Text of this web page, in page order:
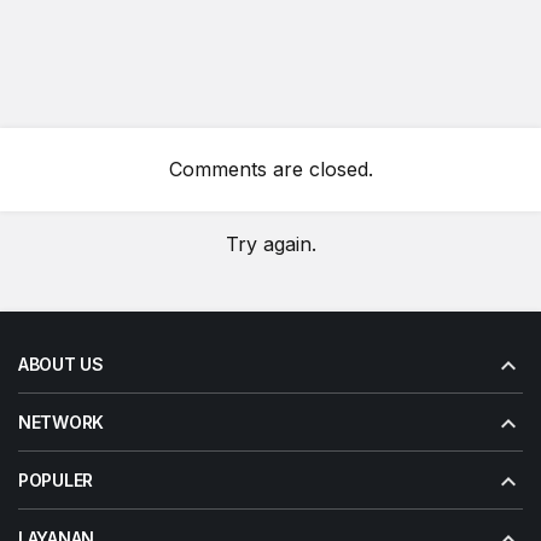
Comments are closed.
Try again.
ABOUT US
NETWORK
POPULER